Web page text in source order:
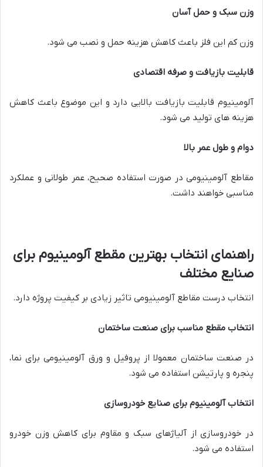
وزن سبک و حمل آسان
وزن کم این فلز باعث کاهش هزینه حمل و نصب می شود.
قابلیت بازیافت و صرفه اقتصادی
آلومینیوم قابلیت بازیافت بالایی دارد و این موضوع باعث کاهش
هزینه های تولید می شود.
دوام و طول عمر بالا
مقاطع آلومینیومی در صورت استفاده صحیح، عمر طولانی و عملکرد
مناسبی خواهند داشت.
راهنمای انتخاب بهترین مقطع آلومینیوم برای
صنایع مختلف
انتخاب درست مقاطع آلومینیومی تاثیر زیادی بر کیفیت پروژه دارد.
انتخاب مقطع مناسب برای صنعت ساختمان
در صنعت ساختمان معمولا از پروفیل و ورق آلومینیومی برای نما،
پنجره و پارتیشن استفاده می شود.
انتخاب آلومینیوم برای صنایع خودروسازی
در خودروسازی از آلیاژهای سبک و مقاوم برای کاهش وزن خودرو
استفاده می شود.